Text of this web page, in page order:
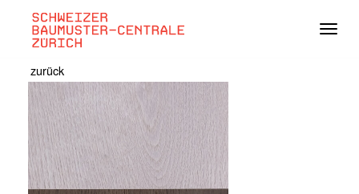
zurück